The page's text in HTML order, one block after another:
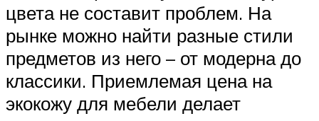
цвета не составит проблем. На
рынке можно найти разные стили
предметов из него – от модерна до
классики. Приемлемая цена на
экокожу для мебели делает